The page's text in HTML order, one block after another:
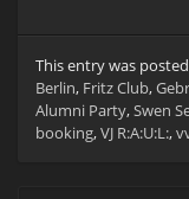
This entry was
Berlin, Fritz Club,
Alumni Party,Swen
booking,VJ R:A:U:L:,